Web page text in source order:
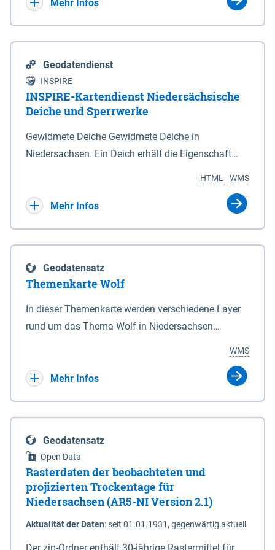
Mehr Infos
Geodatendienst
INSPIRE
INSPIRE-Kartendienst Niedersächsische
Deiche und Sperrwerke
Gewidmete Deiche Gewidmete Deiche in
Niedersachsen. Ein Deich erhält die Eigenschaft
Deichbehörde durch Verordnung ausspricht. Für
enthalten. Sperrwerke Sperrwerke sind Bauwerke
mit Sperrvorrichtungen in Tidegewässern, die dem
Schutz eines Gebietes vor erhöhten Tiden, vor allem
vor Sturmfluten, zu dienen bestimmt sind (§2 Abs.3
Eigenschaft eines Sperrwerkes durch Widmung, die
die Deichbehörde durch Verordnung ausspricht.
WMS
HTML
Mehr Infos
Geodatensatz
Themenkarte Wolf
In dieser Themenkarte werden verschiedene Layer
rund um das Thema Wolf in Niedersachsen
sowie Status der bestehenden Wolfsterritorien im
laufenden Monitoringjahr.
WMS
Mehr Infos
Geodatensatz
Open Data
Rasterdaten der beobachteten und
projizierten Trockentage für
Niedersachsen (AR5-NI Version 2.1)
Aktualität der Daten:seit 01.01.1931, gegenwärtig aktuell